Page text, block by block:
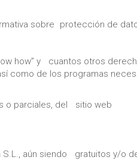
sobre protección de
how” y cuantos otros
como de los programas
o parciales, del sitio web
aún siendo gratuitos y/o